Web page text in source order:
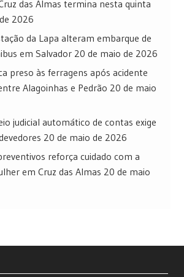
das Almas termina nesta quinta
2026
da Lapa alteram embarque de
em Salvador 20 de maio de 2026
preso às ferragens após acidente
Alagoinhas e Pedrão 20 de maio
judicial automático de contas exige
20 de maio de 2026
reforça cuidado com a
em Cruz das Almas 20 de maio